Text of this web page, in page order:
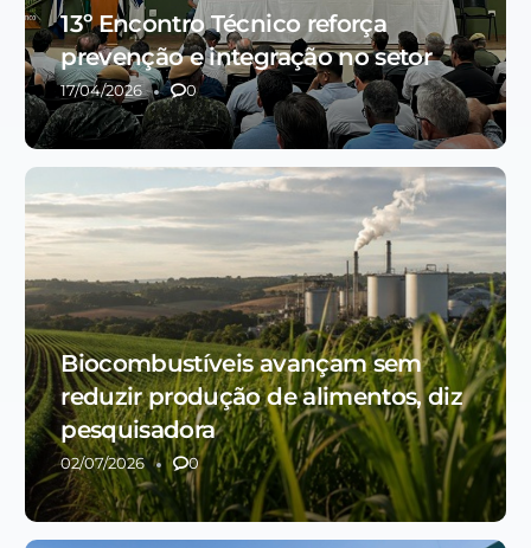
13º Encontro Técnico reforça
prevenção e integração no setor
17/04/2026 0
Biocombustíveis avançam sem
reduzir produção de alimentos, diz
pesquisadora
02/07/2026 0